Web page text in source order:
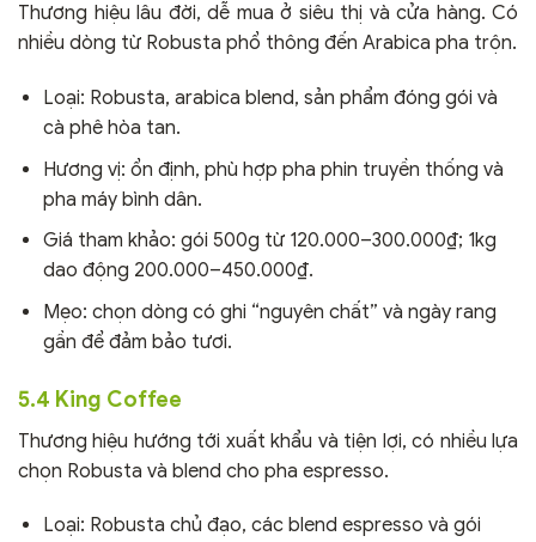
Thương hiệu lâu đời, dễ mua ở siêu thị và cửa hàng. Có
nhiều dòng từ Robusta phổ thông đến Arabica pha trộn.
Loại: Robusta, arabica blend, sản phẩm đóng gói và
cà phê hòa tan.
Hương vị: ổn định, phù hợp pha phin truyền thống và
pha máy bình dân.
Giá tham khảo: gói 500g từ 120.000–300.000₫; 1kg
dao động 200.000–450.000₫.
Mẹo: chọn dòng có ghi “nguyên chất” và ngày rang
gần để đảm bảo tươi.
5.4 King Coffee
Thương hiệu hướng tới xuất khẩu và tiện lợi, có nhiều lựa
chọn Robusta và blend cho pha espresso.
Loại: Robusta chủ đạo, các blend espresso và gói